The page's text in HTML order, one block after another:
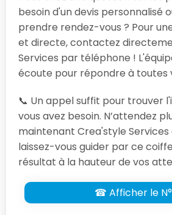
besoin d'un devis personnalisé
prendre rendez-vous ? Pour
et directe, contactez
Services par téléphone !
écoute pour répondre à toutes
📞 Un appel suffit pour trouver
vous avez besoin. N’attendez
maintenant Crea'style Services
laissez-vous guider par ce
résultat à la hauteur de vos
☎ Afficher le